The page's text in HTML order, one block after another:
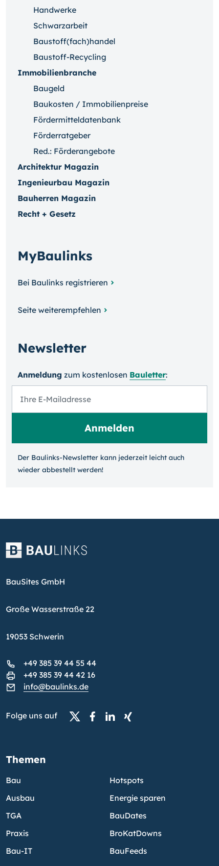
Handwerke
Schwarzarbeit
Baustoff(fach)handel
Baustoff-Recycling
Immobilienbranche
Baugeld
Baukosten / Immobilienpreise
Fördermitteldatenbank
Förderratgeber
Red.: Förderangebote
Architektur Magazin
Ingenieurbau Magazin
Bauherren Magazin
Recht + Gesetz
MyBaulinks
Bei Baulinks registrieren
Seite weiterempfehlen
Newsletter
Anmeldung zum kosten­losen Bauletter:
Der Baulinks-Newsletter kann jeder­zeit leicht auch
wieder ab­bestellt werden!
BauSites GmbH
Große Wasserstraße 22
19053 Schwerin
+49 385 39 44 55 44
+49 385 39 44 42 16
info@baulinks.de
Folge uns auf
Themen
Bau
Ausbau
TGA
Praxis
Bau-IT
Hotspots
Energie sparen
BauDates
BroKatDowns
BauFeeds